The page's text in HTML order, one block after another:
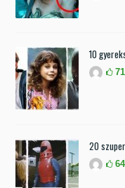
10
71
20
64